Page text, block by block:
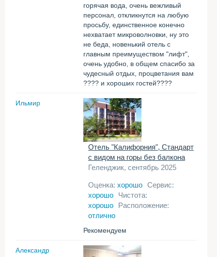
горячая вода, очень вежливый
персонал, откликнутся на любую
просьбу, единственное конечно
нехватает микроволновки, ну это
не беда, новенький отель с
главным преимуществом "лифт",
очень удобно, в общем спасибо за
чудесный отдых, процветания вам
???? и хороших гостей????
Ильмир
Отель "Калифорния", Стандарт
с видом на горы без балкона
Геленджик, сентябрь 2025
Оценка: хорошо Сервис:
хорошо
Чистота:
хорошо
Расположение:
отлично
Рекомендуем
Александр